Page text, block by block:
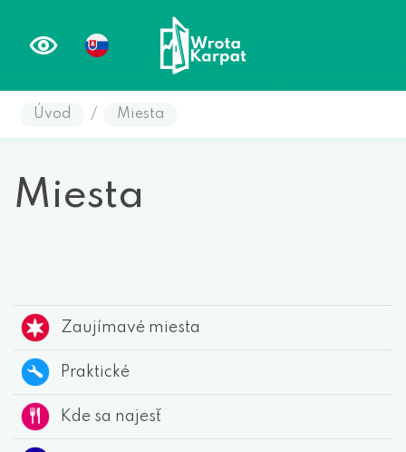
Úvod / Miesta
Miesta
Zaujímavé miesta
Praktické
Kde sa najesť